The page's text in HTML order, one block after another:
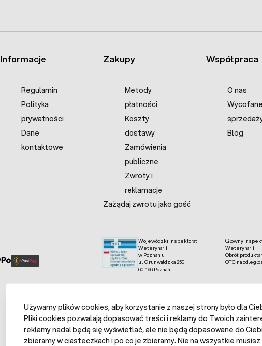
Informacje
Regulamin
Polityka
prywatności
Dane
kontaktowe
Zakupy
Metody
płatności
Koszty
dostawy
Zamówienia
publiczne
Zwroty i
reklamacje
Zażądaj zwrotu jako gość
Współpraca
O nas
Blog
Wojewódzki Inspektorat
Weterynarii
w Poznaniu
ul. Grunwaldzka 250
60-166 Poznań
Główny
Weterynarii
Obrót
OTC na
Używamy plików cookies, aby korzystanie z naszej strony było dla
Pliki cookies pozwalają dopasować treści i reklamy do Twoich
reklamy nadal będą się wyświetlać, ale nie będą dopasowane do
zbieramy w ciasteczkach i po co je zbieramy. Nie na wszystkie